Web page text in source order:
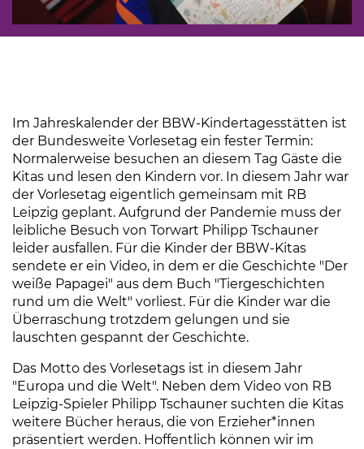
Im Jahreskalender der BBW-Kindertagesstätten ist
der Bundesweite Vorlesetag ein fester Termin:
Normalerweise besuchen an diesem Tag Gäste die
Kitas und lesen den Kindern vor. In diesem Jahr war
der Vorlesetag eigentlich gemeinsam mit RB
Leipzig geplant. Aufgrund der Pandemie muss der
leibliche Besuch von Torwart Philipp Tschauner
leider ausfallen. Für die Kinder der BBW-Kitas
sendete er ein Video, in dem er die Geschichte "Der
weiße Papagei" aus dem Buch "Tiergeschichten
rund um die Welt" vorliest. Für die Kinder war die
Überraschung trotzdem gelungen und sie
lauschten gespannt der Geschichte.
Das Motto des Vorlesetags ist in diesem Jahr
"Europa und die Welt". Neben dem Video von RB
Leipzig-Spieler Philipp Tschauner suchten die Kitas
weitere Bücher heraus, die von Erzieher*innen
präsentiert werden. Hoffentlich können wir im